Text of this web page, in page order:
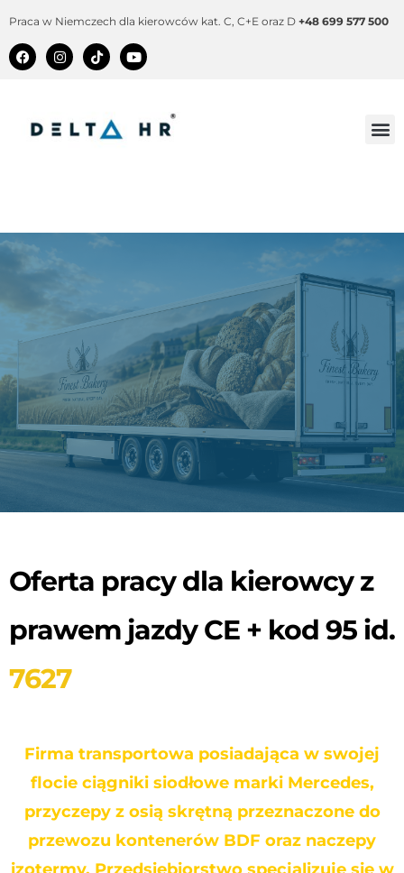
Praca w Niemczech dla kierowców kat. C, C+E oraz D +48 699 577 500
Oferta pracy dla kierowcy z
prawem jazdy CE + kod 95 id.
7627
Firma transportowa posiadająca w swojej
flocie ciągniki siodłowe marki Mercedes,
przyczepy z osią skrętną przeznaczone do
przewozu kontenerów BDF oraz naczepy